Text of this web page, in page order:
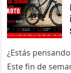
¿Estás
Este fin de